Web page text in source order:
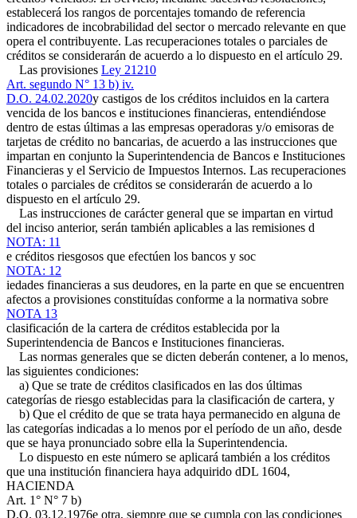
establecerá los rangos de porcentajes tomando de referencia
indicadores de incobrabilidad del sector o mercado relevante en que
opera el contribuyente. Las recuperaciones totales o parciales de
créditos se considerarán de acuerdo a lo dispuesto en el artículo 29.
Las provisiones Ley 21210
Art. segundo N° 13 b) iv.
D.O. 24.02.2020y castigos de los créditos incluidos en la cartera
vencida de los bancos e instituciones financieras, entendiéndose
dentro de estas últimas a las empresas operadoras y/o emisoras de
tarjetas de crédito no bancarias, de acuerdo a las instrucciones que
impartan en conjunto la Superintendencia de Bancos e Instituciones
Financieras y el Servicio de Impuestos Internos. Las recuperaciones
totales o parciales de créditos se considerarán de acuerdo a lo
dispuesto en el artículo 29.
Las instrucciones de carácter general que se impartan en virtud
del inciso anterior, serán también aplicables a las remisiones d
NOTA: 11
e créditos riesgosos que efectúen los bancos y soc
NOTA: 12
iedades financieras a sus deudores, en la parte en que se encuentren
afectos a provisiones constituídas conforme a la normativa sobre
NOTA 13
clasificación de la cartera de créditos establecida por la
Superintendencia de Bancos e Instituciones financieras.
Las normas generales que se dicten deberán contener, a lo menos,
las siguientes condiciones:
a) Que se trate de créditos clasificados en las dos últimas
categorías de riesgo establecidas para la clasificación de cartera, y
b) Que el crédito de que se trata haya permanecido en alguna de
las categorías indicadas a lo menos por el período de un año, desde
que se haya pronunciado sobre ella la Superintendencia.
Lo dispuesto en este número se aplicará también a los créditos
que una institución financiera haya adquirido dDL 1604,
HACIENDA
Art. 1° N° 7 b)
D.O. 03.12.1976e otra, siempre que se cumpla con las condiciones